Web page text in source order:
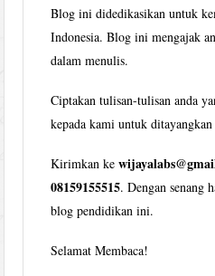
Blog ini didedikasikan untuk
Indonesia. Blog ini mengajak
dalam menulis.
Ciptakan tulisan-tulisan anda
kepada kami untuk
Kirimkan ke
08159155515. Dengan senang
blog pendidikan ini.
Selamat Membaca!